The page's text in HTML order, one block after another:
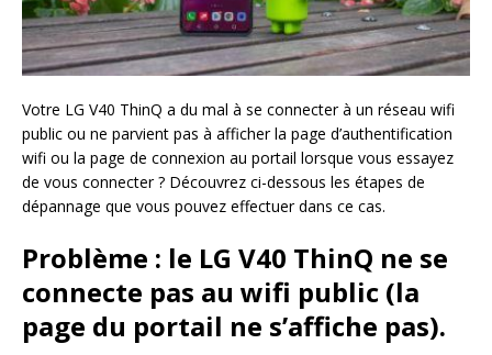
Votre LG V40 ThinQ a du mal à se connecter à un réseau wifi
public ou ne parvient pas à afficher la page d’authentification
wifi ou la page de connexion au portail lorsque vous essayez
de vous connecter ? Découvrez ci-dessous les étapes de
dépannage que vous pouvez effectuer dans ce cas.
Problème : le LG V40 ThinQ ne se
connecte pas au wifi public (la
page du portail ne s’affiche pas).